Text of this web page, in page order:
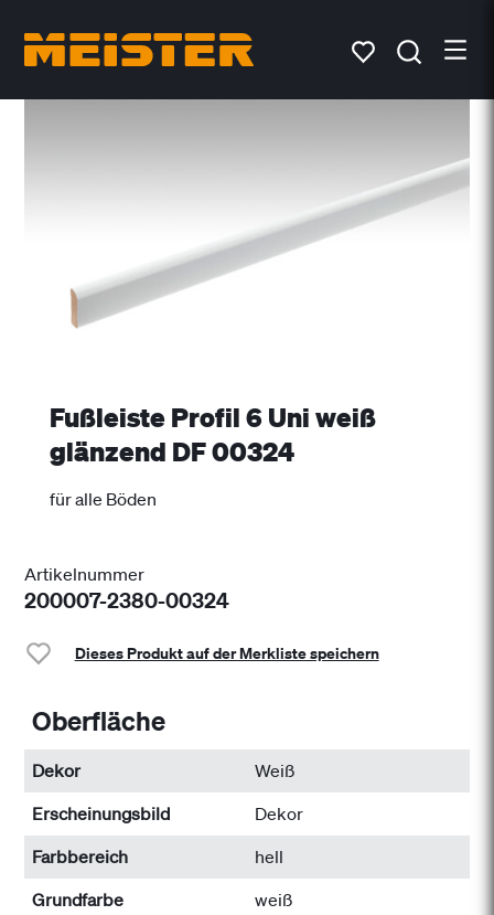
Fußleiste Profil 6 Uni weiß
glänzend DF 00324
für alle Böden
Artikelnummer
200007-2380-00324
Dieses Produkt auf der Merkliste speichern
Oberfläche
Dekor
Weiß
Erscheinungsbild
Dekor
Farbbereich
hell
Grundfarbe
weiß